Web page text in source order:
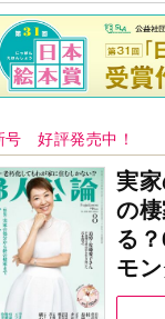
号 好評発売中！
実
の
る
モ